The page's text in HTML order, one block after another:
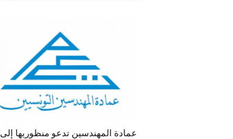
عمادة المهندسين تدعو منظوريها إلى